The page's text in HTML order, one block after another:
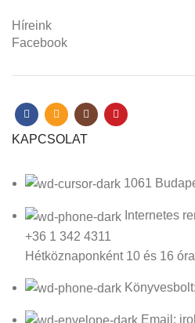
Híreink
Facebook
KAPCSOLAT
1061
Internetes
+36 1 342 4311
Hétköznaponként 10 és 16
Email: